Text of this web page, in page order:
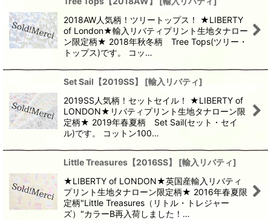
2018AW人気柄！ツリートップス！ ★LIBERTY
of London★輸入リバティプリント生地タナロー
ン限定柄★ 2018年秋冬柄 Tree Tops(ツリー・
トップス)です。 コッ…
Set Sail【2019SS】 [輸入リバティ]
2019SS人気柄！セットセイル！ ★LIBERTY of
LONDON★リバティプリント生地タナローン限
定柄★ 2019年春夏柄 Set Sail(セット・セイ
ル)です。 コットン100…
Little Treasures【2016SS】 [輸入リバティ]
★LIBERTY of LONDON★英国産輸入リバティ
プリント生地タナローン限定柄★ 2016年春夏限
定柄"Little Treasures（リトル・トレジャー
ズ）"カラーB再入荷しました！…